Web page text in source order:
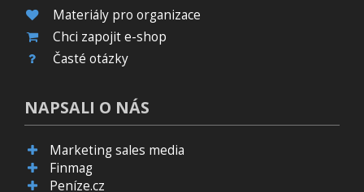
Materiály pro organizace
Chci zapojit e-shop
Časté otázky
NAPSALI O NÁS
Marketing sales media
Finmag
Peníze.cz